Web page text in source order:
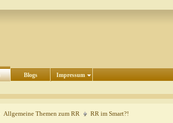
Blogs Impressum
Allgemeine Themen zum RR RR im Smart?!